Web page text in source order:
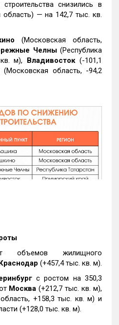
снизились в
область) — на 142,7 тыс. кв.
(Московская область,
Челны(Республика
м), Владивосток(-101,1
(Московская область, -94,2
объемов жилищного
(+457,4 тыс. кв. м).
с ростом на 350,3
Москва (+212,7 тыс. кв. м),
+158,3 тыс. кв. м) и
(+128,0 тыс. кв. м).